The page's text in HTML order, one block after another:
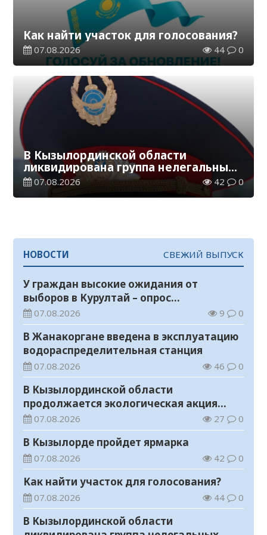
Как найти участок для голосования?
07.08.2026 44 0
В Кызылординской области
ликвидирована группа нелегальных
добытчиков золота
07.08.2026 42 0
НОВОСТИ СВЕЖИЙ ВЫПУСК
У граждан высокие ожидания от
выборов в Курултай – опрос
общественного мнения
07.08.2026 9 0
В Жанакоргане введена в эксплуатацию
водораспределительная станция
07.08.2026 46 0
В Кызылординской области
продолжается экологическая акция
«Таза Қазақстан»
07.08.2026 27 0
В Кызылорде пройдет ярмарка
07.08.2026 42 0
Как найти участок для голосования?
07.08.2026 44 0
В Кызылординской области